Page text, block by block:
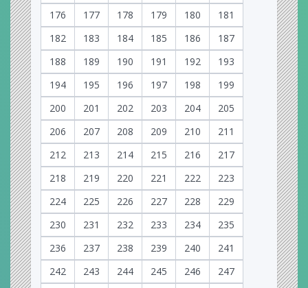
176
177 178 179 180
181
182
183 184 185 186
187
188
189 190 191 192
193
194
195 196 197 198
199
200
201 202 203 204
205
206
207 208 209 210
211
212
213 214 215 216
217
218
219 220 221 222
223
224
225 226 227 228
229
230
231 232 233 234
235
236
237 238 239 240
241
242
243 244 245 246
247